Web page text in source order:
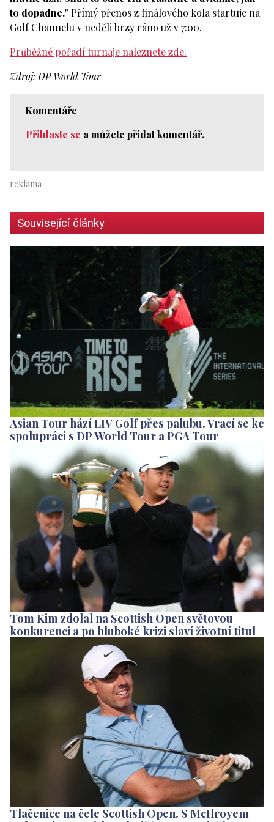
to dopadne." Přímý přenos z finálového kola startuje na
Golf Channelu v neděli brzy ráno už v 7:00.
Průběžné pořadí turnaje naleznete zde.
Zdroj: DP World Tour
Komentáře
Přihlaste se a můžete přidat komentář.
Související články
Asian Tour hází LIV Golf přes palubu. Vrací se ke
spolupráci s DP World Tour a PGA Tour
Tom Kim zdolal na Scottish Open světovou
konkurenci a po hluboké krizi slaví životní titul
Tlačenice na čele Scottish Open. S McIlroyem